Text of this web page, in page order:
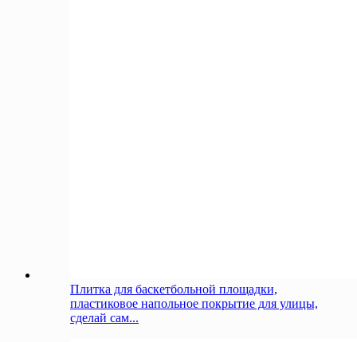
Плитка для баскетбольной площадки,
пластиковое напольное покрытие для улицы,
сделай сам...